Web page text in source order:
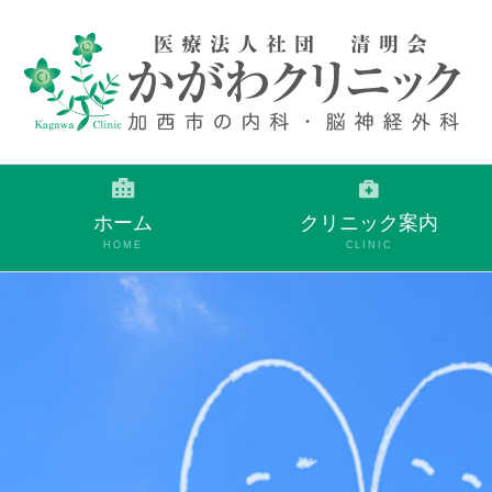
ホーム
HOME
クリニック案内
CLINIC